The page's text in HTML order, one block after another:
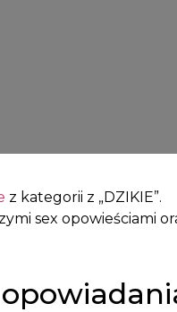
z kategorii z „DZIKIE”.
sex opowieściami